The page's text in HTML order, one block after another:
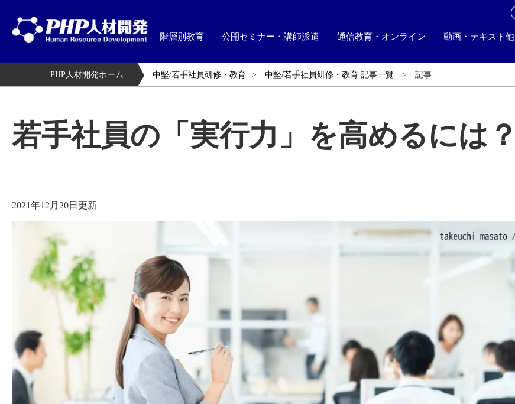
階層別教育 公開セミナー・講師派遣 通信教育・オンライン 動画・テキスト他
PHP人材開発ホーム 中堅/若手社員研修・教育 中堅/若手社員研修・教育 記事一覽 記事
若手社員の「実行力」を高めるには？
2021年12月20日更新